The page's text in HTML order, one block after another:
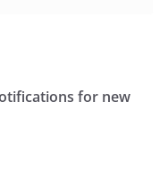
for new